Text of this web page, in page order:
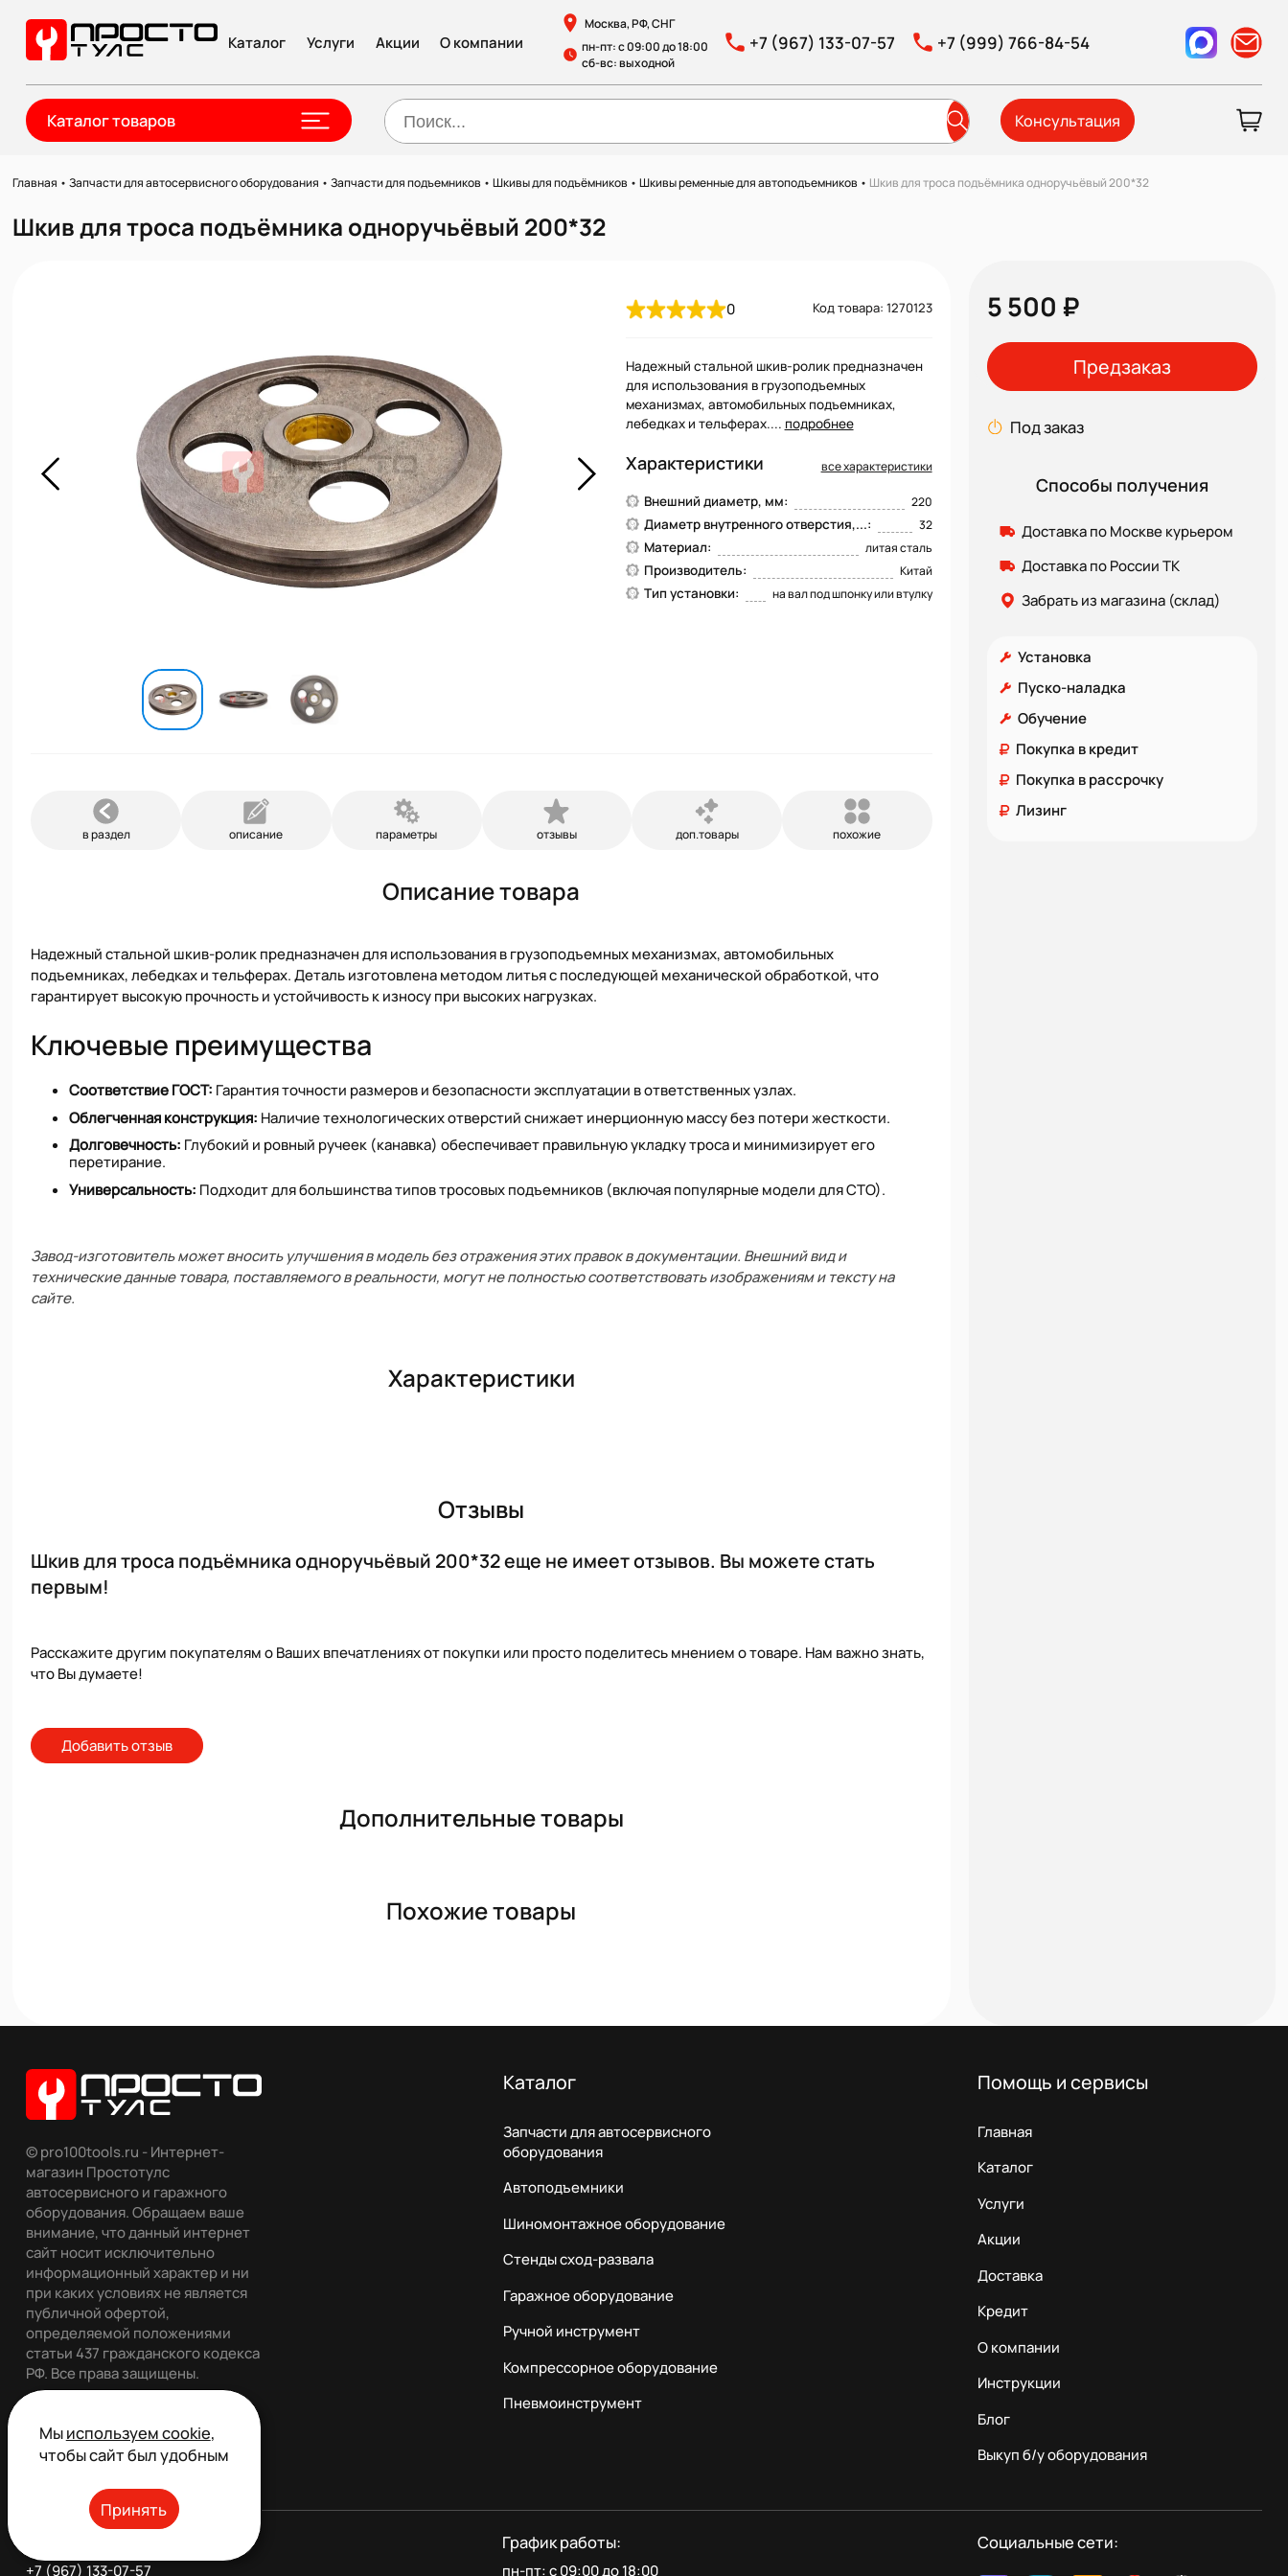
Каталог Услуги Акции О компании
Москва, РФ, СНГ
пн-пт: с 09:00 до 18:00
сб-вс: выходной
+7 (967) 133-07-57 +7 (999) 766-84-54
Каталог товаров Консультация
Главная •Запчасти для автосервисного оборудования •Запчасти для подъемников •Шкивы для подъёмников •Шкивы ременные для автоподъемников • Шкив для троса подъёмника одноручьёвый 200*32
Шкив для троса подъёмника одноручьёвый 200*32
0 Код товара: 1270123
Надежный стальной шкив-ролик предназначен
для использования в грузоподъемных
механизмах, автомобильных подъемниках,
лебедках и тельферах.... подробнее
Характеристики все характеристики
Внешний диаметр, мм: 220
Диаметр внутренного отверстия,...: 32
Материал: литая сталь
Производитель: Китай
Тип установки: на вал под шпонку или втулку
в раздел описание параметры отзывы доп.товары похожие
Описание товара
Надежный стальной шкив-ролик предназначен для использования в грузоподъемных механизмах, автомобильных
подъемниках, лебедках и тельферах. Деталь изготовлена методом литья с последующей механической обработкой, что
гарантирует высокую прочность и устойчивость к износу при высоких нагрузках.
Ключевые преимущества
Соответствие ГОСТ: Гарантия точности размеров и безопасности эксплуатации в ответственных узлах.
Облегченная конструкция: Наличие технологических отверстий снижает инерционную массу без потери жесткости.
Долговечность: Глубокий и ровный ручеек (канавка) обеспечивает правильную укладку троса и минимизирует его
перетирание.
Универсальность: Подходит для большинства типов тросовых подъемников (включая популярные модели для СТО).
Завод-изготовитель может вносить улучшения в модель без отражения этих правок в документации. Внешний вид и
технические данные товара, поставляемого в реальности, могут не полностью соответствовать изображениям и тексту на
сайте.
Характеристики
Отзывы
Шкив для троса подъёмника одноручьёвый 200*32 еще не имеет отзывов. Вы можете стать
первым!
Расскажите другим покупателям о Ваших впечатлениях от покупки или просто поделитесь мнением о товаре. Нам важно знать,
что Вы думаете!
Добавить отзыв
Дополнительные товары
Похожие товары
5 500 ₽
Предзаказ
Под заказ
Способы получения
Доставка по Москве курьером
Доставка по России ТК
Забрать из магазина (склад)
Установка
Пуско-наладка
Обучение
Покупка в кредит
Покупка в рассрочку
Лизинг
© pro100tools.ru - Интернет-
магазин Простотулс
автосервисного и гаражного
оборудования. Обращаем ваше
внимание, что данный интернет
сайт носит исключительно
информационный характер и ни
при каких условиях не является
публичной офертой,
определяемой положениями
статьи 437 гражданского кодекса
РФ. Все права защищены.
Обратный звонок
Каталог
Запчасти для автосервисного
оборудования
Автоподъемники
Шиномонтажное оборудование
Стенды сход-развала
Гаражное оборудование
Ручной инструмент
Компрессорное оборудование
Пневмоинструмент
Помощь и сервисы
Главная
Каталог
Услуги
Акции
Доставка
Кредит
О компании
Инструкции
Блог
Выкуп б/у оборудования
+7 (967) 133-07-57
График работы:
пн-пт: с 09:00 до 18:00
Социальные сети:
Мыиспользуем cookie,
чтобы сайт был удобным
Принять